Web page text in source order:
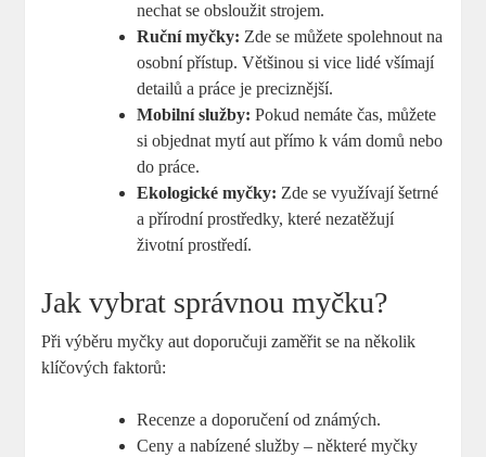
nechat se obsloužit strojem.
Ruční myčky: Zde se můžete spolehnout na
osobní přístup. Většinou si vice lidé všímají
detailů a práce je preciznější.
Mobilní služby: Pokud nemáte čas, můžete
si objednat mytí aut přímo k vám domů nebo
do práce.
Ekologické myčky: Zde se využívají šetrné
a přírodní prostředky, které nezatěžují
životní prostředí.
Jak vybrat správnou myčku?
Při výběru myčky aut doporučuji zaměřit se na několik
klíčových faktorů:
Recenze a doporučení od známých.
Ceny a nabízené služby – některé myčky